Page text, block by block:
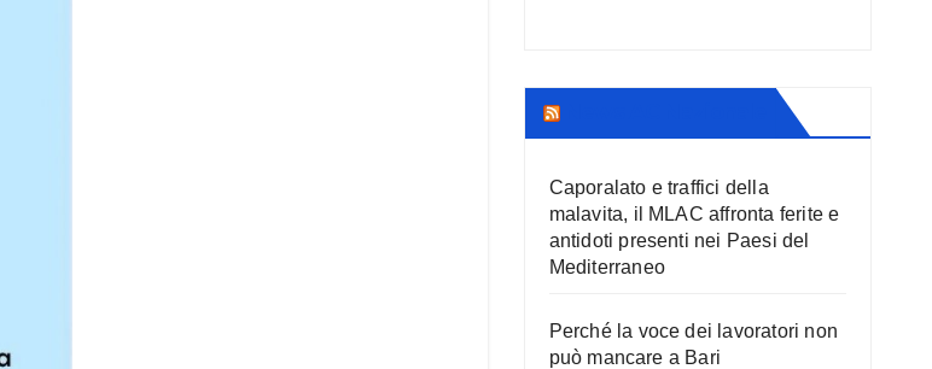
Caporalato e traffici della
malavita, il MLAC affronta ferite e
antidoti presenti nei Paesi del
Mediterraneo
Perché la voce dei lavoratori non
può mancare a Bari